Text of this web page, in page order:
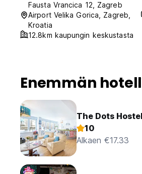
Fausta Vrancica 12, Zagreb
Airport Velika Gorica, Zagreb,
Kroatia
12.8km kaupungin keskustasta
Enemmän
The Dots Hostel
10
Alkaen €17.33